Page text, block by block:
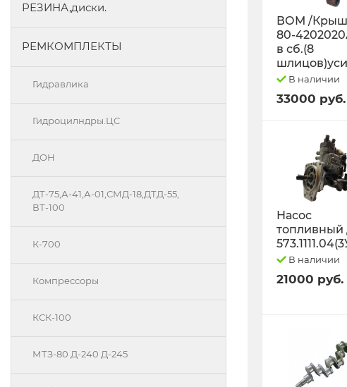
РЕЗИНА,диски.
РЕМКОМПЛЕКТЫ
Гидравлика
Гидроцилндры.ЦС
ДОН
ДТ-75,А-41,А-01,СМД-18,ДТД-55,
ВТ-100
К-700
Компрессоры
КСК-100
МТЗ-80 Д-240 Д-245
ВОМ /
80-
в сб.(8
В наличии
33000 руб.
Насос
топливный
В наличии
21000 руб.